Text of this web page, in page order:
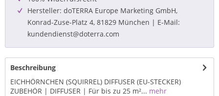
Hersteller: doTERRA Europe Marketing GmbH,
Konrad-Zuse-Platz 4, 81829 München | E-Mail:
kundendienst@doterra.com
Beschreibung
EICHHÖRNCHEN (SQUIRREL) DIFFUSER (EU-STECKER)
ZUBEHÖR | DIFFUSER | Für bis zu 25 m²... mehr